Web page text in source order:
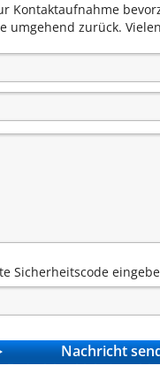
Kontaktaufnahme
umgehend zurück.
Sicherheitscode